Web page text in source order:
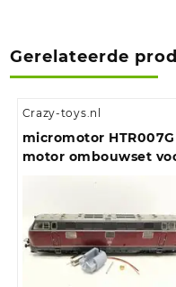
Gerelateerde
Crazy-toys.nl
micromotor HTR007G
motor ombouwset